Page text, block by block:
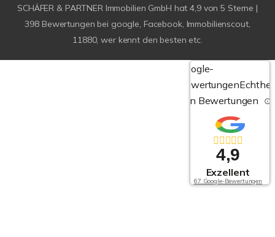
SCHÄFER & PARTNER Immobilien GmbH hat4,9von5 Sterne |
398 Bewertungen bei google, Facebook, Immobilienscout,
11880, wer kennt den besten etc.
Google-
Bewertungen
von Bewertungen
4,9
Exzellent
67 Google-Bewertungen